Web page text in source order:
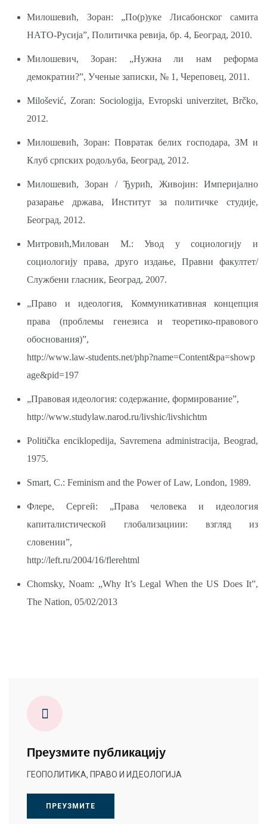
Милошевић, Зоран: „По(р)уке Лисабонског самита
НАТО-Русија”, Политичка ревија, бр. 4, Београд, 2010.
Милошевич, Зоран: „Нужна ли нам реформа
демократии?”, Ученые записки, № 1, Череповец, 2011.
Milošević, Zoran: Sociologija, Evropski univerzitet, Brčko,
2012.
Милошевић, Зоран: Повратак белих господара, ЗМ и
Клуб српских родољуба, Београд, 2012.
Милошевић, Зоран / Ђурић, Живојин: Империјално
разарање држава, Институт за политичке студије,
Београд, 2012.
Митровић,Милован М.: Увод у социологију и
социологију права, друго издање, Правни факултет/
Службени гласник, Београд, 2007.
„Право и идеология, Коммуникативная концепция
права (проблемы гене­зиса и теоретико-правового
обоснования)”,
http://www.law-students.net/php?name=Content&pa=showp
age&pid=197
„Правовая идеология: содержание, формирование”,
http://www.studylaw.narod.ru/livshic/livshichtm
Politička enciklopedija, Savremena administracija, Beograd,
1975.
Smart, C.: Feminism and the Power of Law, London, 1989.
Флере, Сергей: „Права человека и идеология
капиталистической глобализациии: взгляд из
словении”,
http://left.ru/2004/16/flerehtml
Chomsky, Noam: „Why It’s Legal When the US Does It”,
The Nation, 05/02/2013
Преузмите публикацију
ГЕОПОЛИТИКА, ПРАВО И ИДЕОЛОГИЈА
ПРЕУЗМИТЕ